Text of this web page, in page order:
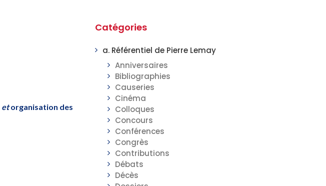
etorganisation des
Catégories
a. Référentiel de Pierre Lemay
Anniversaires
Bibliographies
Causeries
Cinéma
Colloques
Concours
Conférences
Congrès
Contributions
Débats
Décès